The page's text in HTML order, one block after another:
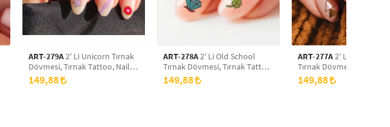
ART-279A2' Li Unicorn Tırnak
Dövmesi, Tırnak Tattoo, Nail
Art, Tırnak Sticker
149,88
ART-278A2' Li Old School
Tırnak Dövmesi, Tırnak Tattoo,
Nail Art, Tırnak Sticker
149,88
ART-277A2' Li Boho
Tırnak Dövmesi, Tırnak
Nail Art, Tırnak Sticker
149,88